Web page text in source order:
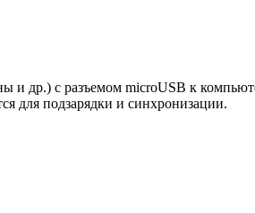
др.) с разъемом microUSB к
для подзарядки и синхронизации.